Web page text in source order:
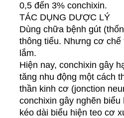
0,5 đến 3% conchixin.
TÁC DỤNG DƯỢC LÝ
Dùng chữa bệnh gút
thông tiểu. Nhưng cơ
lắm.
Hiện nay, conchixin gây
tăng nhu động một cách
thần kinh cơ (jonction
conchixin gây nghẽn
kéo dài biểu hiện teo cơ